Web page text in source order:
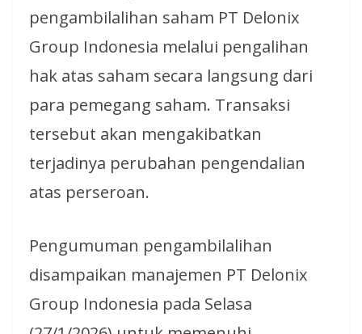
pengambilalihan saham PT Delonix
Group Indonesia melalui pengalihan
hak atas saham secara langsung dari
para pemegang saham. Transaksi
tersebut akan mengakibatkan
terjadinya perubahan pengendalian
atas perseroan.
Pengumuman pengambilalihan
disampaikan manajemen PT Delonix
Group Indonesia pada Selasa